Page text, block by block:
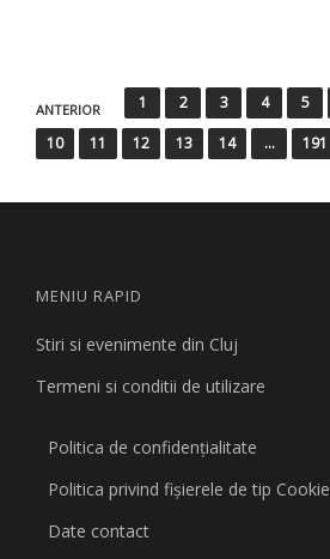
Paginație
articole
ANTERIOR 1 2 3 4 5
10
11 12 13 14 … 191
MENIU RAPID
Stiri si evenimente din Cluj
Termeni si conditii de utilizare
Politica de confidențialitate
Politica privind fişierele de tip Cookie
Date contact